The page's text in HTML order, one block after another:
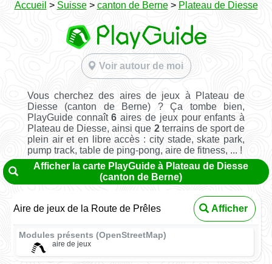
Accueil > Suisse> canton de Berne> Plateau de Diesse
Voir autour de moi
Vous cherchez des aires de jeux à Plateau de
Diesse (canton de Berne) ? Ça tombe bien,
PlayGuide connaît6 aires de jeux pour enfants à
Plateau de Diesse, ainsi que 2terrains de sport de
plein air et en libre accès : city stade, skate park,
pump track, table de ping-pong, aire de fitness, ... !
Afficher la carte PlayGuide à Plateau de Diesse
(canton de Berne)
Aire de jeux de la Route de Prêles Afficher
Modules présents (OpenStreetMap)
aire de jeux